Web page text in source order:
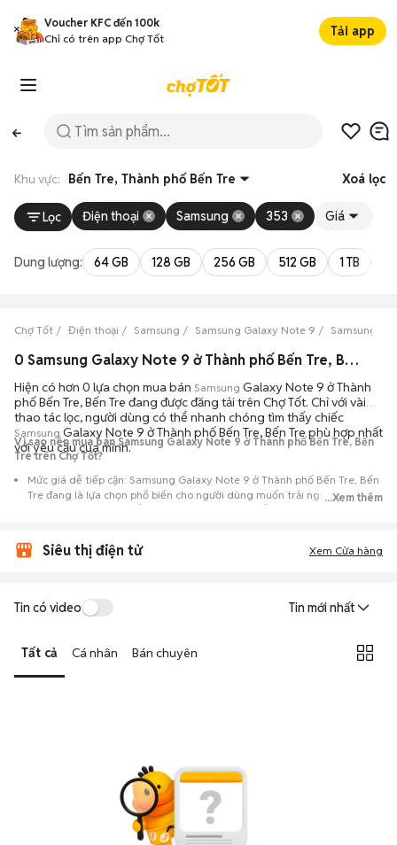
Voucher KFC đến 100k
Chỉ có trên app Chợ Tốt
Tải app
Khu vực: Bến Tre, Thành phố Bến Tre Xoá lọc
Lọc Điện thoại Samsung 353 Giá
Dung lượng: 64 GB 128 GB 256 GB 512 GB 1 TB
Chợ Tốt Điện thoại Samsung Samsung Galaxy Note 9 Samsung
0 Samsung Galaxy Note 9 ở Thành phố Bến Tre, Bến Tre máy bền đẹp đang bán 08/2026
Hiện có hơn 0 lựa chọn mua bán Samsung Galaxy Note 9 ở Thành
phố Bến Tre, Bến Tre đang được đăng tải trên Chợ Tốt. Chỉ với vài
thao tác lọc, người dùng có thể nhanh chóng tìm thấy chiếc
Samsung Galaxy Note 9 ở Thành phố Bến Tre, Bến Tre phù hợp nhất
với yêu cầu của mình.
Vì sao nên mua bán Samsung Galaxy Note 9 ở Thành phố Bến Tre, Bến
Tre trên Chợ Tốt?
Mức giá dễ tiếp cận: Samsung Galaxy Note 9 ở Thành phố Bến Tre, Bến
Tre đang là lựa chọn phổ biến cho người dùng muốn trải nghiệm dòng
máy này với chi phí thấp hơn so với khi mới ra mắt.
Thành phố Bến Tre, Bến Tre từ nhiều cá nhân muốn lên đời máy, mang
đến đa dạng sự lựa chọn về tình trạng bảo hành, hình thức máy và màu
Giao dịch minh bạch: Việc gặp gỡ trực tiếp giúp người mua
...Xem thêm
Siêu thị điện tử Xem Cửa hàng
Tin có video Tin mới nhất
Tất cả Cá nhân Bán chuyên